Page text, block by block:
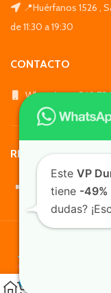
📍Huérfanos 1526 ,
de 11:30 a 19:30
CONTACTO
WhatsApp: +569
REDES SOCIALES
Este VP
tiene -49%
dudas?